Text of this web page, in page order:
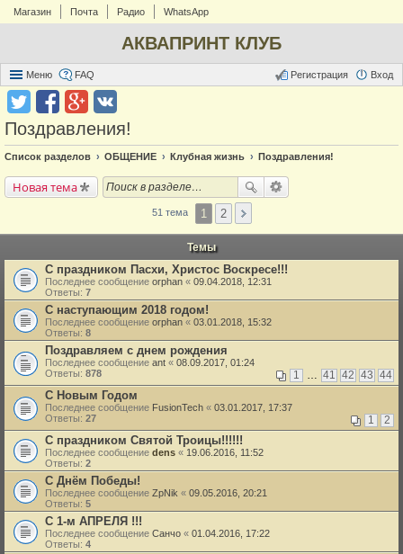
Магазин Почта Радио WhatsApp
АКВАПРИНТ КЛУБ
Меню FAQ Вход
Регистрация
Поздравления!
Список разделов ОБЩЕНИЕ Клубная жизнь Поздравления!
Новая тема
51 тема 1 2
Темы
C праздником Пасхи, Христос Воскресе!!!
Последнее сообщение orphan « 09.04.2018, 12:31
Ответы: 7
С наступающим 2018 годом!
Последнее сообщение orphan « 03.01.2018, 15:32
Ответы: 8
Поздравляем с днем рождения
Последнее сообщение ant « 08.09.2017, 01:24
Ответы: 878 1 … 41 42 43 44
С Новым Годом
Последнее сообщение FusionTech « 03.01.2017, 17:37
Ответы: 27 1 2
С праздником Святой Троицы!!!!!!
Последнее сообщение dens « 19.06.2016, 11:52
Ответы: 2
С Днём Победы!
Последнее сообщение ZpNik « 09.05.2016, 20:21
Ответы: 5
С 1-м АПРЕЛЯ !!!
Последнее сообщение Санчо « 01.04.2016, 17:22
Ответы: 4